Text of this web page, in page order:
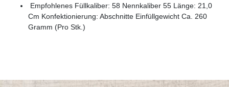
Empfohlenes Füllkaliber: 58 Nennkaliber 55 Länge: 21,0
Cm Konfektionierung: Abschnitte Einfüllgewicht Ca. 260
Gramm (Pro Stk.)